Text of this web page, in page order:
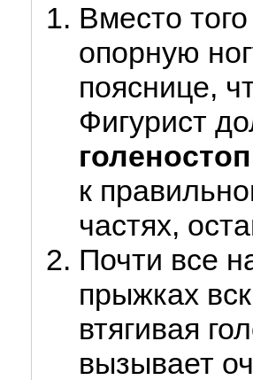
Вместо
опорную
пояснице,
Фигурист
к
частях,
Почти все
прыжках
втягивая
вызывает